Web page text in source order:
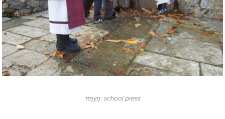
πηγη: school press